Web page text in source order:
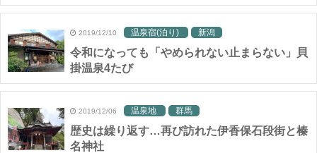
2019/12/10 温泉宿(泊り) 新潟
令和になっても「やめられない止まらない」貝
掛温泉4たび
2019/12/06 温泉地 群馬
歴史は繰り返す…再び訪れた伊香保石段街と榛
名神社